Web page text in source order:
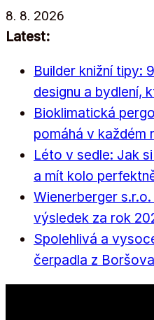
Přeskočit
na
8. 8. 2026
Latest:
Builder knižní tipy:
designu a bydlení,
Bioklimatická
pomáhá v každém
Léto v sedle: Jak
a mít kolo
Wienerberger
výsledek za rok
Spolehlivá a
čerpadla z Boršova